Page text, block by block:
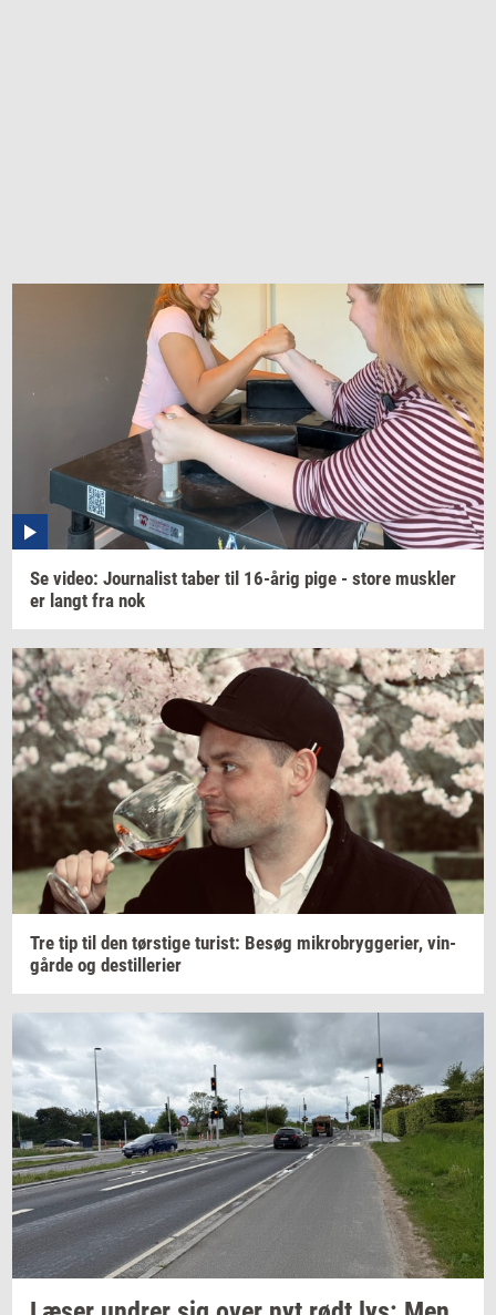
Se video: Jour­na­list taber til 16-årig pige - store mus­k­ler
er langt fra nok
Tre tip til den tørsti­ge turist: Besøg mi­kro­bryg­ge­ri­er, vin­
går­de og destil­le­ri­er